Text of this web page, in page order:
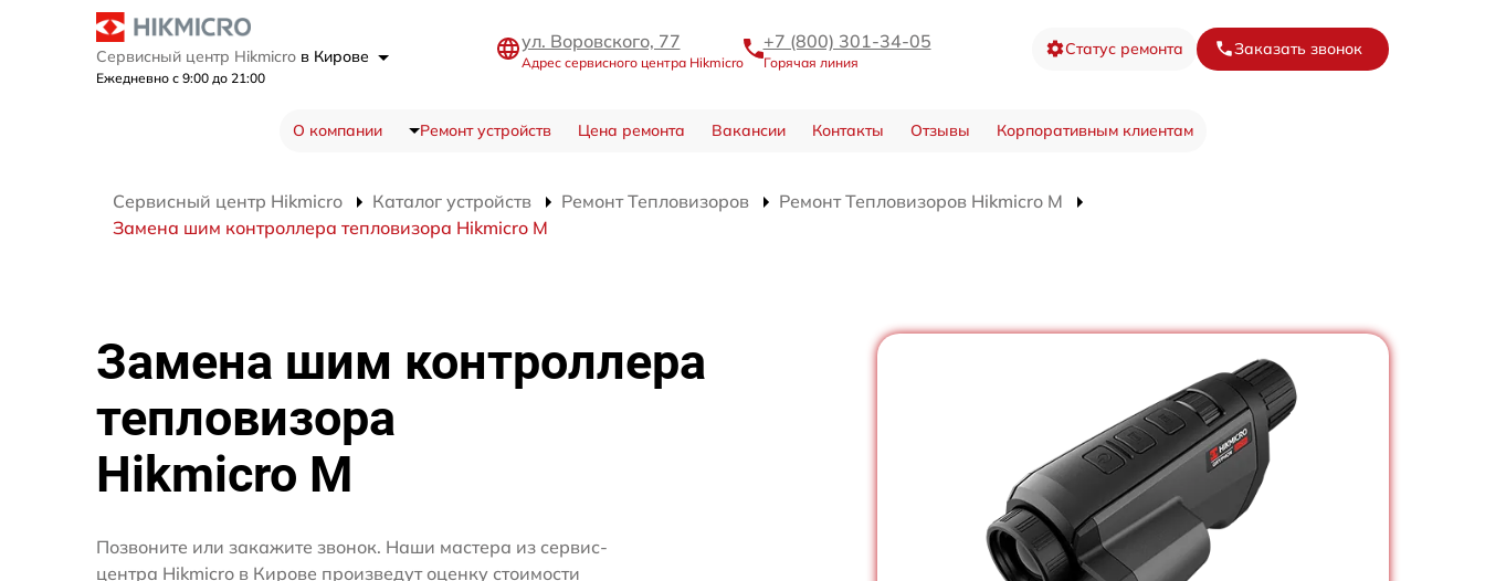
Сервисный центр Hikmicro в Кирове
Ежедневно с 9:00 до 21:00
ул. Воровского, 77
Адрес сервисного центра Hikmicro
+7 (800) 301-34-05
Горячая линия
Статус ремонта Заказать звонок
О компании Ремонт устройств Цена ремонта Вакансии Контакты Отзывы Корпоративным клиентам
Сервисный центр Hikmicro Каталог устройств Ремонт Тепловизоров
Ремонт Тепловизоров Hikmicro M
Замена шим контроллера тепловизора Hikmicro M
Замена шим контроллера
тепловизора
Hikmicro M
Позвоните или закажите звонок. Наши мастера из сервис-
центра Hikmicro в Кирове произведут оценку стоимости